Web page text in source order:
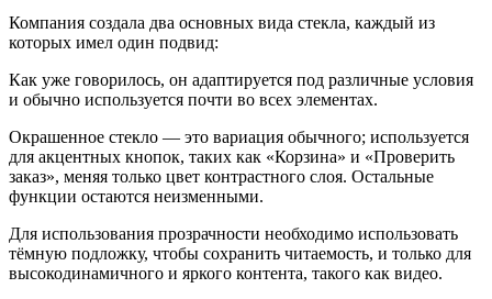
Компания создала два основных вида стекла, каждый из
которых имел один подвид:
Как уже говорилось, он адаптируется под различные условия
и обычно используется почти во всех элементах.
Окрашенное стекло — это вариация обычного; используется
для акцентных кнопок, таких как «Корзина» и «Проверить
заказ», меняя только цвет контрастного слоя. Остальные
функции остаются неизменными.
Для использования прозрачности необходимо использовать
тёмную подложку, чтобы сохранить читаемость, и только для
высокодинамичного и яркого контента, такого как видео.